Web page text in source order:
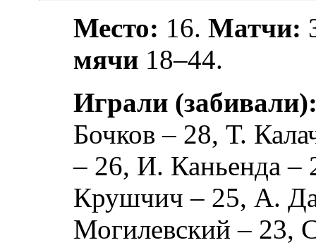
Место: 16.Матчи:
мячи 18–44.
Играли
Бочков – 28,Т.
– 26, И. Каньенда –
Крушчич – 25, А.
Могилевский – 23,